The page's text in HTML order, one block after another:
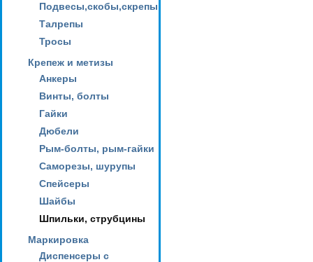
Подвесы,скобы,скрепы
Талрепы
Тросы
Крепеж и метизы
Анкеры
Винты, болты
Гайки
Дюбели
Рым-болты, рым-гайки
Саморезы, шурупы
Спейсеры
Шайбы
Шпильки, струбцины
Маркировка
Диспенсеры с